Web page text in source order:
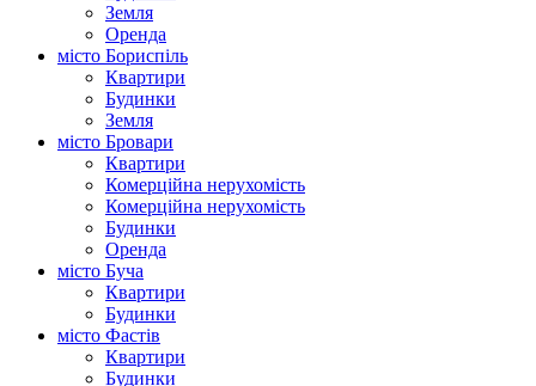
Земля
Оренда
місто Бориспіль
Квартири
Будинки
Земля
місто Бровари
Квартири
Комерційна нерухомість
Комерційна нерухомість
Будинки
Оренда
місто Буча
Квартири
Будинки
місто Фастів
Квартири
Будинки